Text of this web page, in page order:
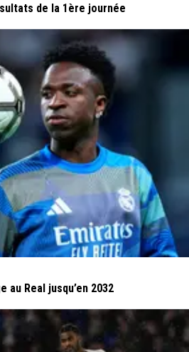
de la 1ère journée
au Real jusqu’en 2032